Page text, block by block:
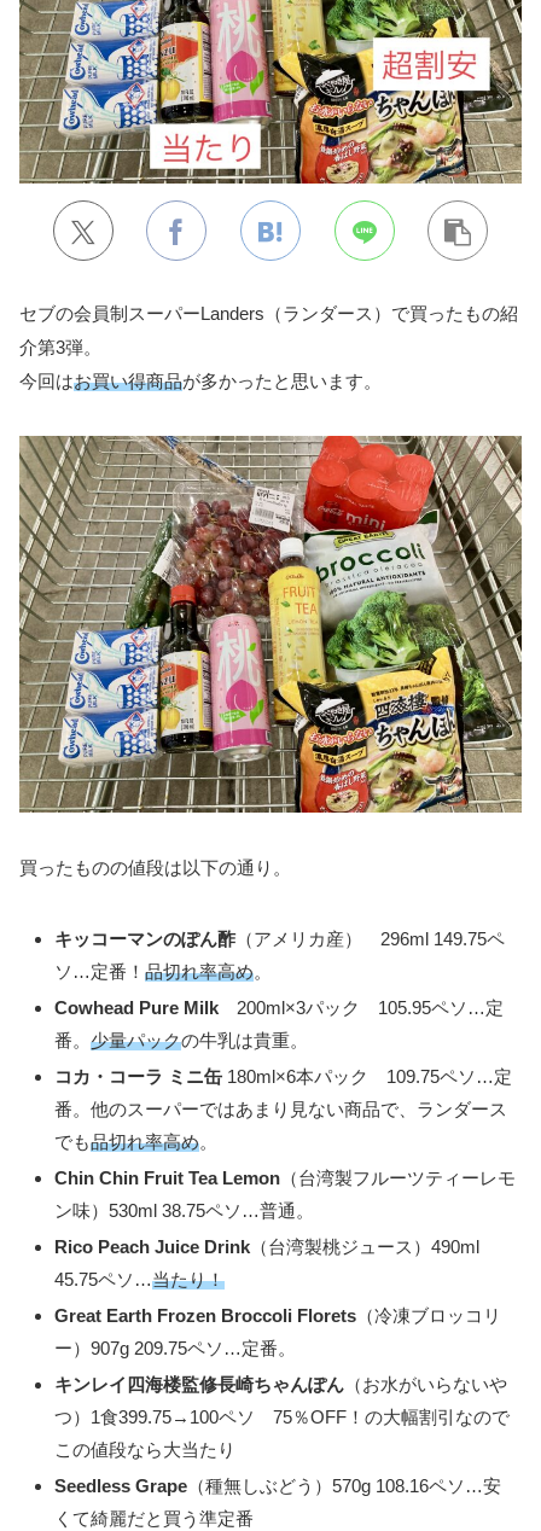
セブの会員制スーパーLanders（ランダース）で買ったもの紹
介第3弾。
今回はお買い得商品が多かったと思います。
買ったものの値段は以下の通り。
キッコーマンのぽん酢（アメリカ産） 296ml 149.75ペ
ソ…定番！ 品切れ率高め。
Cowhead Pure Milk 200ml×3パック 105.95ペソ…定
番。 少量パックの牛乳は貴重。
コカ・コーラ ミニ缶 180ml×6本パック 109.75ペソ…定
番。他のスーパーではあまり見ない商品で、ランダース
でも品切れ率高め。
Chin Chin Fruit Tea Lemon （台湾製フルーツティーレモ
ン味）530ml 38.75ペソ…普通。
Rico Peach Juice Drink （台湾製桃ジュース）490ml
45.75ペソ…当たり！
Great Earth Frozen Broccoli Florets （冷凍ブロッコリ
ー）907g 209.75ペソ…定番。
キンレイ四海楼監修長崎ちゃんぽん （お水がいらないや
つ）1食399.75→100ペソ 75％OFF！の大幅割引なので
この値段なら大当たり
Seedless Grape （種無しぶどう）570g 108.16ペソ…安
くて綺麗だと買う準定番